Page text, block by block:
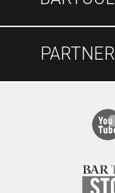
PARTNER